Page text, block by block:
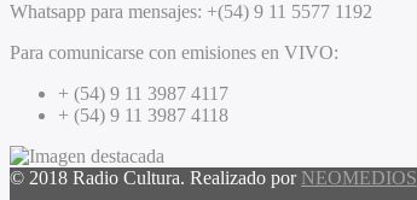
Whatsapp para mensajes: +(54) 9 11 5577 1192
Para comunicarse con emisiones en VIVO:
+ (54) 9 11 3987 4117
+ (54) 9 11 3987 4118
© 2018 Radio Cultura. Realizado por NEOMEDIOS